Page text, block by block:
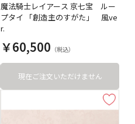
魔法騎士レイアース 京七宝 ルー
プタイ 「創造主のすがた」 風ve
r.
￥60,500
現在ご注文いただけません